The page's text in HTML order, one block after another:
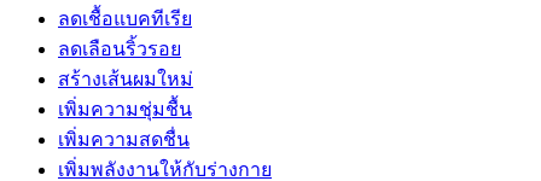
ลดเชื้อแบคทีเรีย
ลดเลือนริ้วรอย
สร้างเส้นผมใหม่
เพิ่มความชุ่มชื้น
เพิ่มความสดชื่น
เพิ่มพลังงานให้กับร่างกาย